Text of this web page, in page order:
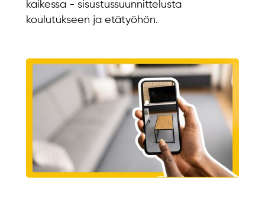
kaikessa - sisustussuunnittelusta
koulutukseen ja etätyöhön.